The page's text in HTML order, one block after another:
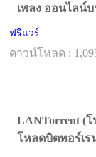
เพลง ออนไลน์บ
ฟรีแวร์
ดาวน์โหลด :
LANTorrent (
โหลดบิตทอร์เร